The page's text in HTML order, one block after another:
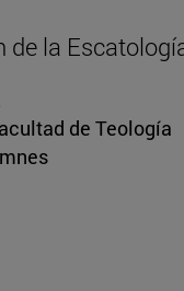
de la
de Teología